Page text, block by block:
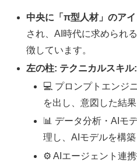
中央に「π型人材」のア
され、AI時代に求められ
徴しています。
左の柱: テクニカルスキル:
💻 プロンプトエンジ
を出し、意図した結果
📊 データ分析・AIモ
理し、AIモデルを構築
⚙️ AIエージェント連